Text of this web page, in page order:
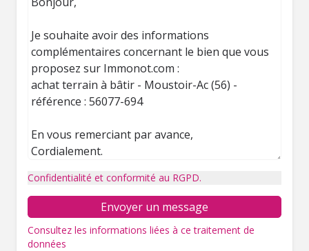
Confidentialité et conformité au RGPD.
Envoyer un message
Consultez les informations liées à ce traitement de
données